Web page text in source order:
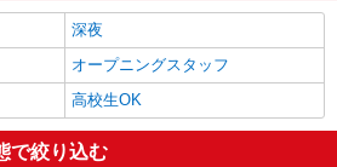
を見る
深夜
オープニングスタッフ
高校生OK
で絞り込む